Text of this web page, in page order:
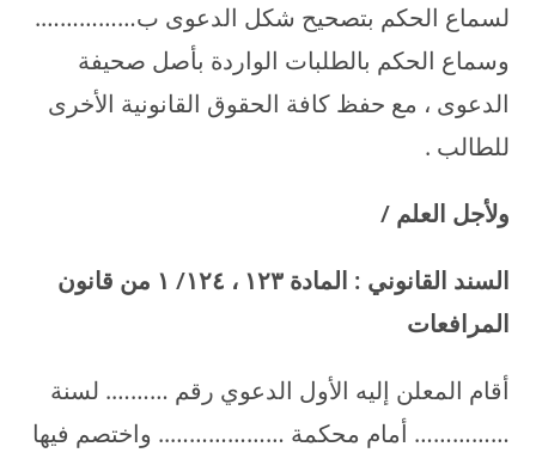
لسماع الحكم بتصحيح شكل الدعوى ب…………….
وسماع الحكم بالطلبات الواردة بأصل صحيفة
الدعوى ، مع حفظ كافة الحقوق القانونية الأخرى
للطالب .
ولأجل العلم /
السند القانوني : المادة۱۲۳ ، ۱۲٤/ ۱ من قانون
المرافعات
أقام المعلن إليه الأول الدعوي رقم ………. لسنة
…………… أمام محكمة ……………….. واختصم فيها